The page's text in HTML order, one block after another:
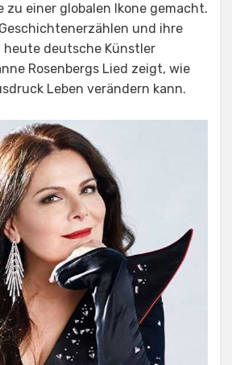
zu einer globalen Ikone gemacht.
und ihre
heute deutsche Künstler
Rosenbergs Lied zeigt, wie
Leben verändern kann.